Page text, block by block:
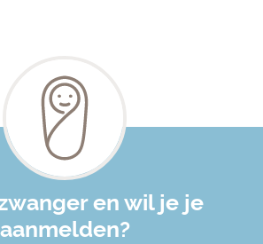
en wil je je
aanmelden?